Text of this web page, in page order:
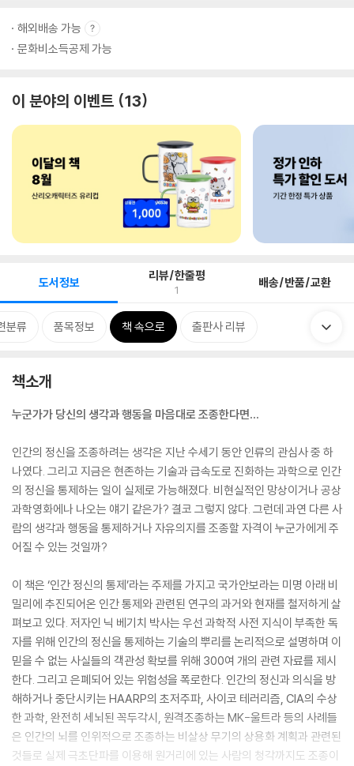
해외배송 가능
문화비소득공제 가능
이 분야의 이벤트 13
도서정보 리뷰/한줄평
1 배송/반품/교환
분류 품목정보 책 속으로 출판사 리뷰
책소개
누군가가 당신의 생각과 행동을 마음대로 조종한다면…
인간의 정신을 조종하려는 생각은 지난 수세기 동안 인류의 관심사 중 하
나였다. 그리고 지금은 현존하는 기술과 급속도로 진화하는 과학으로 인간
의 정신을 통제하는 일이 실제로 가능해졌다. 비현실적인 망상이거나 공상
과학영화에나 나오는 얘기 같은가? 결코 그렇지 않다. 그런데 과연 다른 사
람의 생각과 행동을 통제하거나 자유의지를 조종할 자격이 누군가에게 주
어질 수 있는 것일까?
이 책은 ‘인간 정신의 통제’라는 주제를 가지고 국가안보라는 미명 아래 비
밀리에 추진되어온 인간 통제와 관련된 연구의 과거와 현재를 철저하게 살
펴보고 있다. 저자인 닉 베기치 박사는 우선 과학적 사전 지식이 부족한 독
자를 위해 인간의 정신을 통제하는 기술의 뿌리를 논리적으로 설명하며 이
믿을 수 없는 사실들의 객관성 확보를 위해 300여 개의 관련 자료를 제시
한다. 그리고 은폐되어 있는 위험성을 폭로한다. 인간의 정신과 의식을 방
해하거나 중단시키는 HAARP의 초저주파, 사이코 테러리즘, CIA의 수상
한 과학, 완전히 세뇌된 꼭두각시, 원격조종하는 MK-울트라 등의 사례들
은 인간의 뇌를 인위적으로 조종하는 비살상 무기의 상용화 계획과 관련된
것들로 실제 극초단파를 이용해 원거리에 있는 사람의 청각까지도 조종이